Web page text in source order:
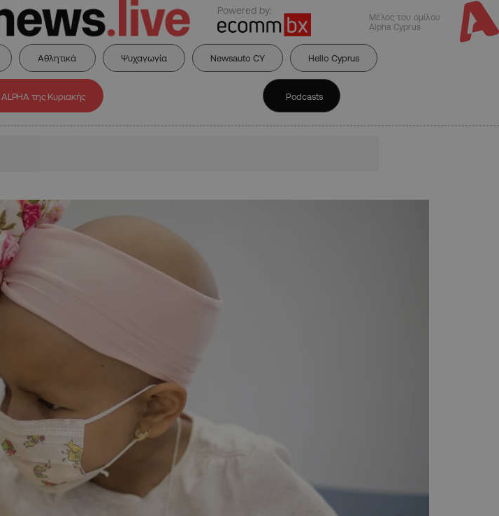
Powered by:
Μέλος του ομίλου
Alpha Cyprus
Αθλητικά Ψυχαγωγία Newsauto CY Hello Cyprus
ALPHA της Κυριακής Podcasts